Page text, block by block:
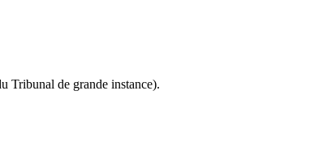
Tribunal de grande instance).